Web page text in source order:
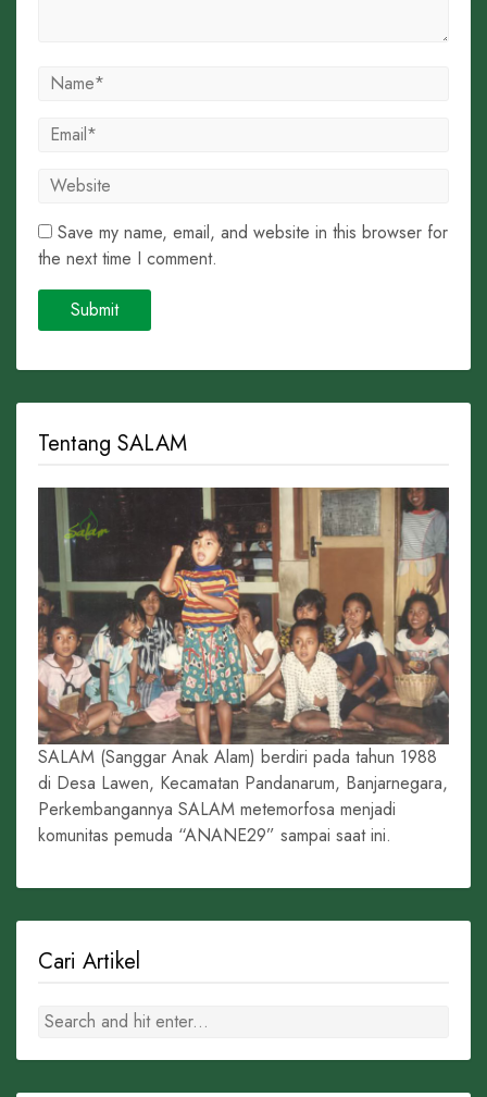
Save my name, email, and website in this browser for
the next time I comment.
Tentang SALAM
SALAM (Sanggar Anak Alam) berdiri pada tahun 1988
di Desa Lawen, Kecamatan Pandanarum, Banjarnegara,
Perkembangannya SALAM metemorfosa menjadi
komunitas pemuda “ANANE29” sampai saat ini.
Cari Artikel